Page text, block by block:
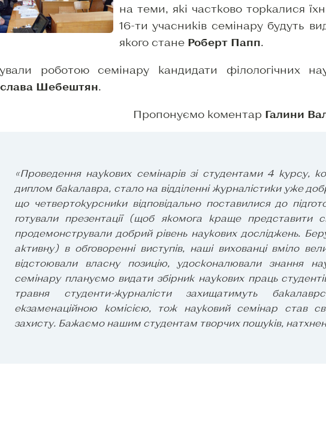
на теми, які частково торкалися
16-ти учасників семінару будуть
якого стане Роберт Папп.
роботою семінару кандидати філологічних
Шебештян.
Пропонуємо коментар Галини
«Проведення наукових семінарів зі студентами 4 курсу,
диплом бакалавра, стало на відділенні журналістики уже
що четвертокурсники відповідально поставилися до
готували презентації (щоб якомога краще представити
продемонстрували добрий рівень наукових досліджень.
активну) в обговоренні виступів, наші вихованці вміло
відстоювали власну позицію, удосконалювали знання
семінару плануємо видати збірник наукових праць
травня студенти-журналісти захищатимуть
екзаменаційною комісією, тож науковий семінар став
захисту. Бажаємо нашим студентам творчих пошуків,